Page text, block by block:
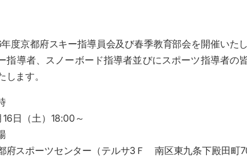
度京都府スキー指導員会及び春季教育部会を開催いたし
指導者、スノーボード指導者並びにスポーツ指導者の
します。
日（土）18:00～
府スポーツセンター（テルサ3Ｆ 南区東九条下殿田町